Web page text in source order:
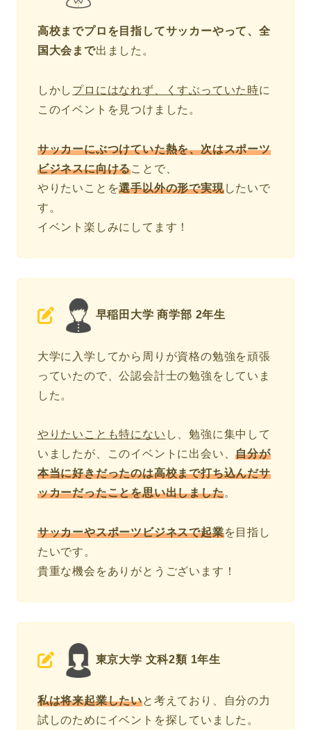
高校までプロを目指してサッカーやって、全
国大会まで出ました。
しかし プロにはなれず、くすぶっていた時に
このイベントを見つけました。
サッカーにぶつけていた熱を、次はスポーツ
ビジネスに向けることで、
やりたいことを選手以外の形で実現したいで
す。
イベント楽しみにしてます！
早稲田大学 商学部 2年生
大学に入学してから周りが資格の勉強を頑張
っていたので、公認会計士の勉強をしていま
した。
やりたいことも特にない し、勉強に集中して
いましたが、このイベントに出会い、自分が
本当に好きだったのは高校まで打ち込んだサ
ッカーだったことを思い出しました。
サッカーやスポーツビジネスで起業を目指し
たいです。
貴重な機会をありがとうございます！
東京大学 文科2類 1年生
私は将来起業したいと考えており、自分の力
試しのためにイベントを探していました。